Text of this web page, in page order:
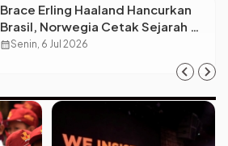
Brace Erling Haaland Hancurkan
Brasil, Norwegia Cetak Sejarah di
Piala Dunia 2026!
calendar_monthSenin, 6 Jul 2026